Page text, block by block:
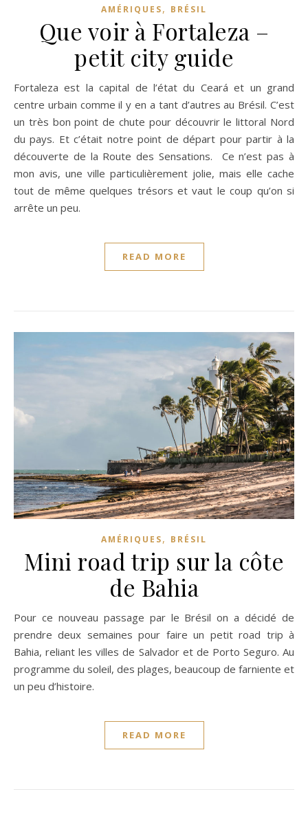
AMÉRIQUES, BRÉSIL
Que voir à Fortaleza –
petit city guide
Fortaleza est la capital de l’état du Ceará et un grand
centre urbain comme il y en a tant d’autres au Brésil. C’est
un très bon point de chute pour découvrir le littoral Nord
du pays. Et c’était notre point de départ pour partir à la
découverte de la Route des Sensations. Ce n’est pas à
mon avis, une ville particulièrement jolie, mais elle cache
tout de même quelques trésors et vaut le coup qu’on si
arrête un peu.
READ MORE
AMÉRIQUES, BRÉSIL
Mini road trip sur la côte
de Bahia
Pour ce nouveau passage par le Brésil on a décidé de
prendre deux semaines pour faire un petit road trip à
Bahia, reliant les villes de Salvador et de Porto Seguro. Au
programme du soleil, des plages, beaucoup de farniente et
un peu d’histoire.
READ MORE